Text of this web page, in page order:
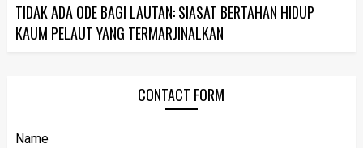
TIDAK ADA ODE BAGI LAUTAN: SIASAT BERTAHAN HIDUP
KAUM PELAUT YANG TERMARJINALKAN
CONTACT FORM
Name